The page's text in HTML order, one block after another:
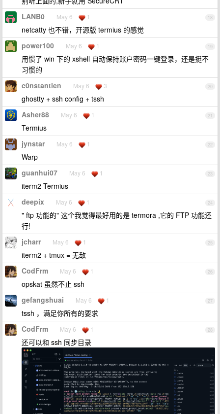
18
LANB0 May 6 1
netcatty 也不错，开源版 termius 的感觉
19
power100 May 6 1
用惯了 win 下的 xshell 自动保持账户密码一键登录，还是挺不
习惯的
20
c0nstantien May 6 3
ghostty + ssh config + tssh
21
Asher88 May 6 1
Termius
22
jynstar May 6 1
Warp
23
guanhui07 May 6 1
iterm2 Termius
24
deepix May 6 1
" ftp 功能的" 这个我觉得最好用的是 termora ,它的 FTP 功能还
行!
25
jcharr May 6 1
iterm2 + tmux = 无敌
26
CodFrm May 6 1
opskat 虽然不止 ssh
27
gefangshuai May 6 1
tssh ，满足你所有的要求
28
CodFrm May 6 1
还可以和 ssh 同步目录